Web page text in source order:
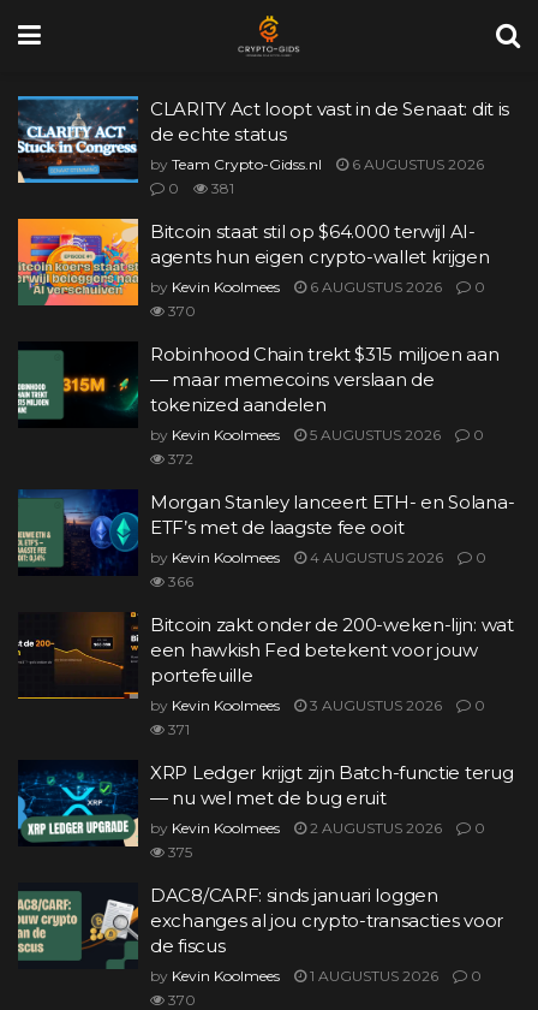
CLARITY Act loopt vast in de Senaat: dit is
de echte status
by Team Crypto-Gidss.nl
6 AUGUSTUS 2026
0
381
Bitcoin staat stil op $64.000 terwijl AI-
agents hun eigen crypto-wallet krijgen
by Kevin Koolmees 6 AUGUSTUS 2026
0
370
Robinhood Chain trekt $315 miljoen aan
— maar memecoins verslaan de
tokenized aandelen
by Kevin Koolmees 5 AUGUSTUS 2026
0
372
Morgan Stanley lanceert ETH- en Solana-
ETF’s met de laagste fee ooit
by Kevin Koolmees 4 AUGUSTUS 2026
0
366
Bitcoin zakt onder de 200-weken-lijn: wat
een hawkish Fed betekent voor jouw
portefeuille
by Kevin Koolmees 3 AUGUSTUS 2026
0
371
XRP Ledger krijgt zijn Batch-functie terug
— nu wel met de bug eruit
by Kevin Koolmees 2 AUGUSTUS 2026
0
375
DAC8/CARF: sinds januari loggen
exchanges al jou crypto-transacties voor
de fiscus
by Kevin Koolmees 1 AUGUSTUS 2026
0
370